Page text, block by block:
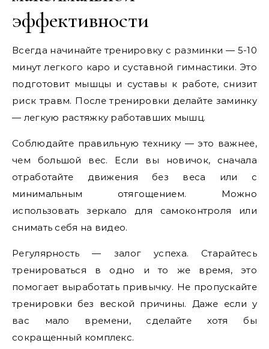
эффективности
Всегда начинайте тренировку с разминки — 5-10
минут легкого каро и суставной гимнастики. Это
подготовит мышцы и суставы к работе, снизит
риск травм. После тренировки делайте заминку
— легкую растяжку работавших мышц.
Соблюдайте правильную технику — это важнее,
чем большой вес. Если вы новичок, сначала
отработайте движения без веса или с
минимальным отягощением. Можно
использовать зеркало для самоконтроля или
снимать себя на видео.
Регулярность — залог успеха. Старайтесь
тренироваться в одно и то же время, это
помогает выработать привычку. Не пропускайте
тренировки без веской причины. Даже если у
вас мало времени, сделайте хотя бы
сокращенный комплекс.